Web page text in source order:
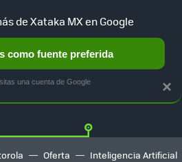
MERCADO LIBRE
Oferta Inteligencia Artificial
×
de Xataka MX en Google
como fuente preferida
una cuenta de Google